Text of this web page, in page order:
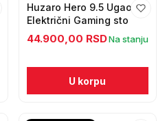
Huzaro Hero 9.5 Ugaoni
Električni Gaming sto
44.900,00 RSDNa stanju
U korpu